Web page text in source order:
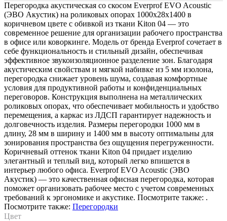
Перегородка акустическая со скосом Everprof EVO Acoustic
(ЭВО Акустик) на роликовых опорах 1000х28х1400 в
коричневом цвете с обивкой из ткани Kiton 04 — это
современное решение для организации рабочего пространства
в офисе или коворкинге. Модель от бренда Everprof сочетает в
себе функциональность и стильный дизайн, обеспечивая
эффективное звукоизоляционное разделение зон. Благодаря
акустическим свойствам и мягкой набивке из 5 мм изолона,
перегородка снижает уровень шума, создавая комфортные
условия для продуктивной работы и конфиденциальных
переговоров. Конструкция выполнена на металлических
роликовых опорах, что обеспечивает мобильность и удобство
перемещения, а каркас из ЛДСП гарантирует надежность и
долговечность изделия. Размеры перегородки 1000 мм в
длину, 28 мм в ширину и 1400 мм в высоту оптимальны для
зонирования пространства без ощущения перегруженности.
Коричневый оттенок ткани Kiton 04 придает изделию
элегантный и теплый вид, который легко впишется в
интерьер любого офиса. Everprof EVO Acoustic (ЭВО
Акустик) — это качественная офисная перегородка, которая
поможет организовать рабочее место с учетом современных
требований к эргономике и акустике. Посмотрите также: .
Посмотрите также: Перегородки
Цвет